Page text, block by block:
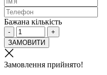
Бажана кількість
-
+
ЗАМОВИТИ
Замовлення прийнято!